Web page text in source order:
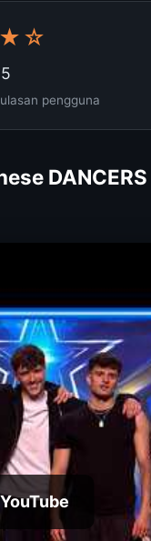
pengguna
DANCERS